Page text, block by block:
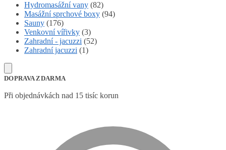
Hydromasážní vany (82)
Masážní sprchové boxy (94)
Sauny (176)
Venkovní vířivky (3)
Zahradní - jacuzzi (52)
Zahradní jacuzzi (1)
DOPRAVA ZDARMA
Při objednávkách nad 15 tisíc korun